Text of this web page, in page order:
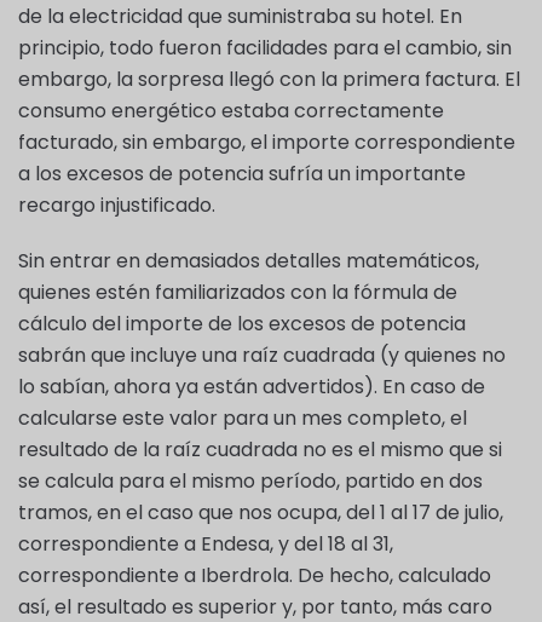
de la electricidad que suministraba su hotel. En
principio, todo fueron facilidades para el cambio, sin
embargo, la sorpresa llegó con la primera factura. El
consumo energético estaba correctamente
facturado, sin embargo, el importe correspondiente
a los excesos de potencia sufría un importante
recargo injustificado.
Sin entrar en demasiados detalles matemáticos,
quienes estén familiarizados con la fórmula de
cálculo del importe de los excesos de potencia
sabrán que incluye una raíz cuadrada (y quienes no
lo sabían, ahora ya están advertidos). En caso de
calcularse este valor para un mes completo, el
resultado de la raíz cuadrada no es el mismo que si
se calcula para el mismo período, partido en dos
tramos, en el caso que nos ocupa, del 1 al 17 de julio,
correspondiente a Endesa, y del 18 al 31,
correspondiente a Iberdrola. De hecho, calculado
así, el resultado es superior y, por tanto, más caro